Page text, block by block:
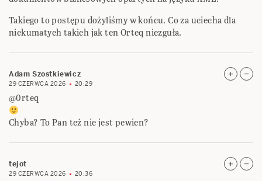
Takiego to postępu dożyliśmy w końcu. Co za uciecha dla
niekumatych takich jak ten Orteq niezguła.
Adam Szostkiewicz
29 CZERWCA 2026 20:29
@0rteq
Chyba? To Pan też nie jest pewien?
tejot
29 CZERWCA 2026 20:36